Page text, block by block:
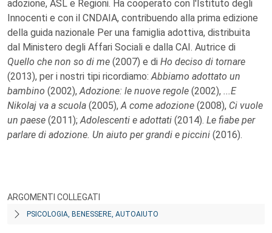
adozione, ASL e Regioni. Ha cooperato con l'Istituto degli
Innocenti e con il CNDAIA, contribuendo alla prima edizione
della guida nazionale Per una famiglia adottiva, distribuita
dal Ministero degli Affari Sociali e dalla CAI. Autrice di
Quello che non so di me (2007) e di Ho deciso di tornare
(2013), per i nostri tipi ricordiamo:Abbiamo adottato un
bambino (2002),Adozione: le nuove regole (2002), ...E
Nikolaj va a scuola (2005),A come adozione (2008), Ci vuole
un paese (2011);Adolescenti e adottati (2014). Le fiabe per
parlare di adozione. Un aiuto per grandi e piccini (2016).
ARGOMENTI COLLEGATI
PSICOLOGIA, BENESSERE, AUTOAIUTO